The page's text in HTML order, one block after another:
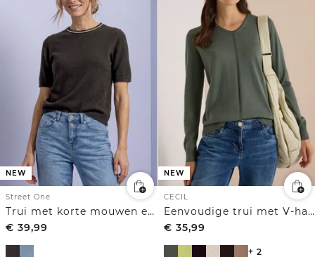
NEW
Street One
Trui met korte mouwen en contrasterende details
€ 39,99
NEW
CECIL
Eenvoudige trui met V-hals in effen kleur
€ 35,99
+ 2